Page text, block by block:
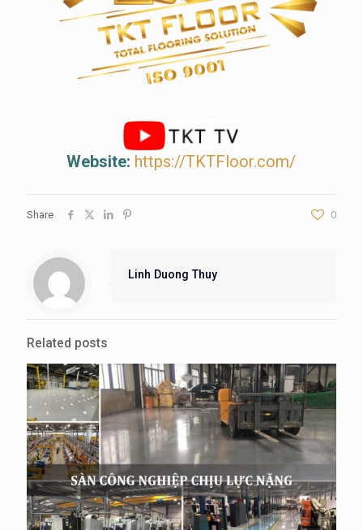
Website: https://TKTFloor.com/
Share 0
Linh Duong Thuy
Related posts